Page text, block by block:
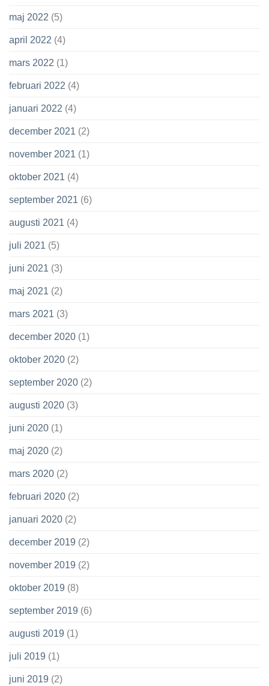
maj 2022 (5)
april 2022 (4)
mars 2022 (1)
februari 2022 (4)
januari 2022 (4)
december 2021 (2)
november 2021 (1)
oktober 2021 (4)
september 2021 (6)
augusti 2021 (4)
juli 2021 (5)
juni 2021 (3)
maj 2021 (2)
mars 2021 (3)
december 2020 (1)
oktober 2020 (2)
september 2020 (2)
augusti 2020 (3)
juni 2020 (1)
maj 2020 (2)
mars 2020 (2)
februari 2020 (2)
januari 2020 (2)
december 2019 (2)
november 2019 (2)
oktober 2019 (8)
september 2019 (6)
augusti 2019 (1)
juli 2019 (1)
juni 2019 (2)